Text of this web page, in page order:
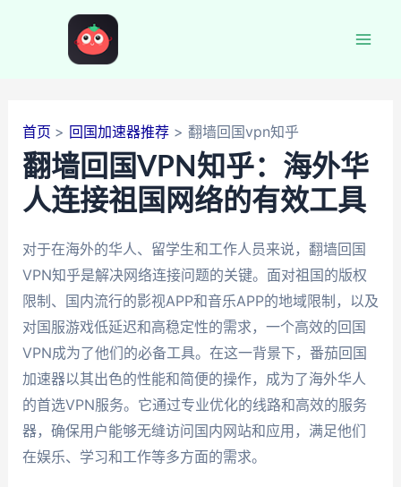
首页 回国加速器推荐 翻墙回国vpn知乎
翻墙回国VPN知乎：海外华
人连接祖国网络的有效工具
对于在海外的华人、留学生和工作人员来说，翻墙回国
VPN知乎是解决网络连接问题的关键。面对祖国的版权
限制、国内流行的影视APP和音乐APP的地域限制，以及
对国服游戏低延迟和高稳定性的需求，一个高效的回国
VPN成为了他们的必备工具。在这一背景下，番茄回国
加速器以其出色的性能和简便的操作，成为了海外华人
的首选VPN服务。它通过专业优化的线路和高效的服务
器，确保用户能够无缝访问国内网站和应用，满足他们
在娱乐、学习和工作等多方面的需求。